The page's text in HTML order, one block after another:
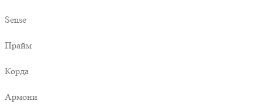
Sense
Прайм
Корда
Армони